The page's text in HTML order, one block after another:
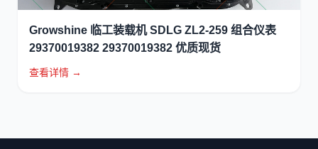
Growshine 临工装载机 SDLG ZL2-259 组合仪表
29370019382 29370019382 优质现货
查看详情 →